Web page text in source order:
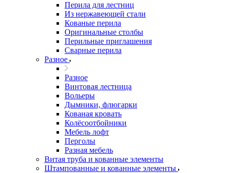
Перила для лестниц
Из нержавеющей стали
Кованые перила
Оригинальные столбы
Перильные приглашения
Сварные перила
Разное
Разное
Винтовая лестница
Вольеры
Дымники, флюгарки
Кованая кровать
Колёсоотбойники
Мебель лофт
Перголы
Разная мебель
Витая труба и кованные элементы
Штампованные и кованные элементы